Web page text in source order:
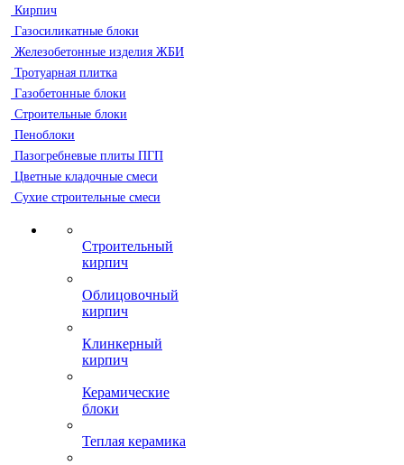
Кирпич
Газосиликатные блоки
Железобетонные изделия ЖБИ
Тротуарная плитка
Газобетонные блоки
Строительные блоки
Пеноблоки
Пазогребневые плиты ПГП
Цветные кладочные смеси
Сухие строительные смеси
Строительный
кирпич
Облицовочный
кирпич
Клинкерный
кирпич
Керамические
блоки
Теплая керамика